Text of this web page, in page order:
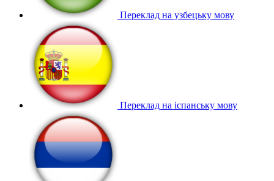
Переклад на узбецьку мову
Переклад на іспанську мову